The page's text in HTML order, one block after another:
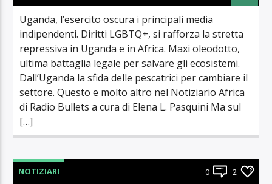
Uganda, l’esercito oscura i principali media
indipendenti. Diritti LGBTQ+, si rafforza la stretta
repressiva in Uganda e in Africa. Maxi oleodotto,
ultima battaglia legale per salvare gli ecosistemi.
Dall’Uganda la sfida delle pescatrici per cambiare il
settore. Questo e molto altro nel Notiziario Africa
di Radio Bullets a cura di Elena L. Pasquini Ma sul
[…]
NOTIZIARI 0 2